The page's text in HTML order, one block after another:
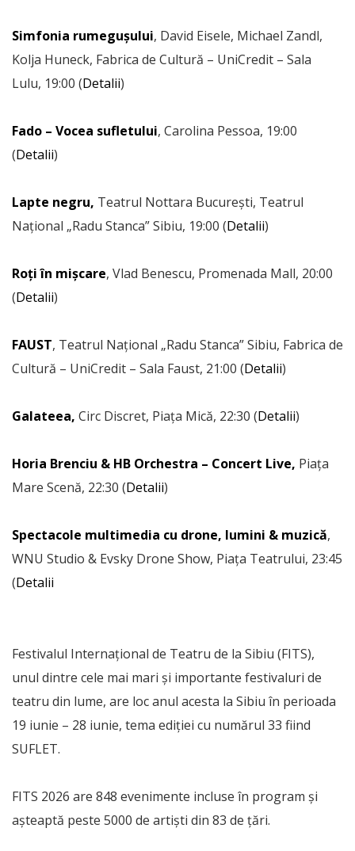
Simfonia rumegușului, David Eisele, Michael Zandl,
Kolja Huneck, Fabrica de Cultură – UniCredit – Sala
Lulu, 19:00 (Detalii)
Fado – Vocea sufletului, Carolina Pessoa, 19:00
(Detalii)
Lapte negru, Teatrul Nottara București, Teatrul
Național „Radu Stanca” Sibiu, 19:00 (Detalii)
Roți în mișcare, Vlad Benescu, Promenada Mall, 20:00
(Detalii)
FAUST, Teatrul Național „Radu Stanca” Sibiu, Fabrica de
Cultură – UniCredit – Sala Faust, 21:00 (Detalii)
Galateea, Circ Discret, Piața Mică, 22:30 (Detalii)
Horia Brenciu & HB Orchestra – Concert Live, Piața
Mare Scenă, 22:30 (Detalii)
Spectacole multimedia cu drone, lumini & muzică,
WNU Studio & Evsky Drone Show, Piața Teatrului, 23:45
(Detalii
Festivalul Internațional de Teatru de la Sibiu (FITS),
unul dintre cele mai mari și importante festivaluri de
teatru din lume, are loc anul acesta la Sibiu în perioada
19 iunie – 28 iunie, tema ediției cu numărul 33 fiind
SUFLET.
FITS 2026 are 848 evenimente incluse în program și
așteaptă peste 5000 de artişti din 83 de țări.